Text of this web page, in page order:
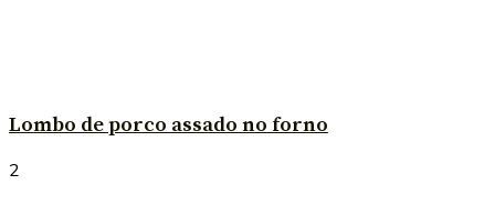
Lombo de porco assado no forno
2